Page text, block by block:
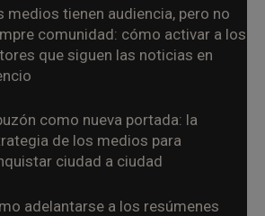
medios tienen audiencia, pero no
comunidad: cómo activar a los
que siguen las noticias en
como nueva portada: la
de los medios para
ciudad a ciudad
adelantarse a los resúmenes